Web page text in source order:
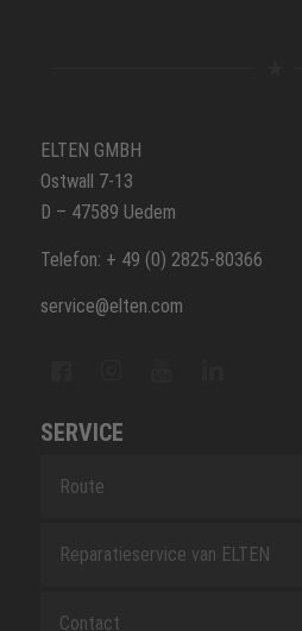
ELTEN GMBH
Ostwall 7-13
D – 47589 Uedem
Telefon: + 49 (0) 2825-80366
service@elten.com
SERVICE
Route
Reparatieservice van ELTEN
Contact